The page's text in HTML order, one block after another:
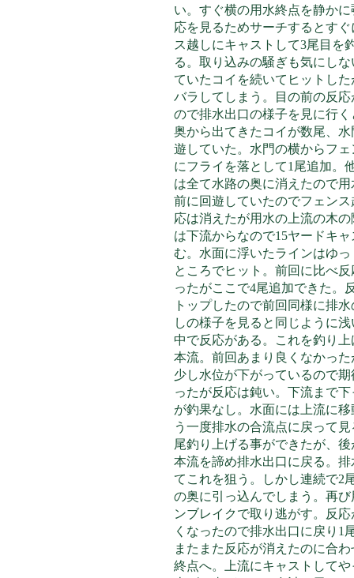
い。すぐ横の用水終点を静か
応を見るためサーチするとす
ス越しにキャストして3尾目を
る。取り込みの騒ぎも気にし
ていたコイを続いてヒットした
バラしてしまう。目の前の反応
ので排水出口の様子を見に行く
奥から出てきたコイが数尾、水
遊していた。水門の横からフェ
にフライを落として1尾追加。
は全て水路の奥に消えたので
前に回遊していたのでフェン
応は消えたが用水の上流の木
は下流からなので15ヤードキ
む。水面に浮いたラインはゆ
ところでヒット。 前回に比べ反
ったがここで4尾追加できた。
トップしたので前回同様に排
しの様子を見ると同じように
中で反応がある。これを釣り上
本流。前回あまり良くなかった
少し水位が下がっているので
ったが反応は鈍い。下流まで
が釣果なし。水面には上流に
う一度排水の合流点に戻って
尾釣り上げる事ができたが、
本流を諦め排水出口に戻る。
てこれを狙う。しかし連続で2
の奥に引っ込んでしまう。再
ンブレイクで取り逃がす。反
くなったので排水出口に戻り1
またまた反応が消えたのに合
終点へ。上流にキャストしてや